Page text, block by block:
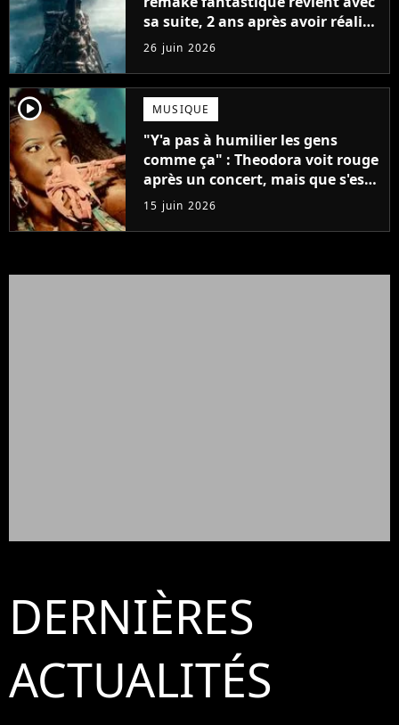
sa suite, 2 ans après avoir réalisé
60 millions de vues et régné 6
semaines dans le Top 10
26 juin 2026
player2 MUSIQUE
"Y'a pas à humilier les gens
comme ça" : Theodora voit rouge
après un concert, mais que s'est-
il passé ?
15 juin 2026
DERNIÈRES
ACTUALITÉS